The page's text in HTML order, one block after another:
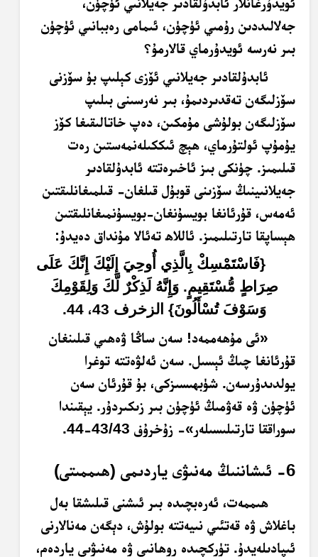
جەلالىددىن رۇمىي ئۈچۈن، ئىمامى رەببانىي ئۈچۈن
بىر نەرسە ئويدۇرماي قالارمۇ؟
ئابدۇلقادىر جەيلانىي ئۆزى كېلىپ بۇ سۆزنى
سۆزلىگەن تەقدىردىمۇ، بىر نەرسىنى بىلىپ
سۆزلىگەن بولۇشى مۇمكىن، دەپ خاتالىقىغا كۆز
يۇمۇپ ئولتۇرماي، ھېچ ئىككىلەنمەستىن رەت
قىلىمىز. چۈنكى بىز ئاخىرەتتە ئابدۇلقادىر
جەيلانىينىڭ سۆزىنى قوبۇل قىلغان- قىلمىغانلىقتىن
ئەمەس، قۇرئانغا بويسۇنغان-بويسۇنمىغانلىقتىن
ھېساپقا تارتىلىمىز. ئاللاھ تەئالا مۇنداق دەيدۇ:
{فَاسْتَمْسِكْ بِالَّذِي أُوحِيَ إِلَيْكَ إِنَّكَ عَلَى
صِرَاطٍ مُّسْتَقِيمٍ. وَإِنَّهُ لَذِكْرٌ لَّكَ وَلِقَوْمِكَ
وَسَوْفَ تُسْأَلُونَ} الزخرف 4 3، 44.
«ئى مۇھەممەد! سەن ساڭا ۋەھىي قىلىنغان
قۇرئانغا چىڭ ئېسىل. سەن ئەلۋەتتە توغرا
يولدىدۇرسەن. شۈبھىسىزكى، بۇ قۇرئان سەن
ئۈچۈن ۋە قەۋمىڭ ئۈچۈن بىر زىكىردۇر. يېقىندا
سوراققا تارتىلىسىلەر»- زۇخرۇف 43/43-44.
6- ئىشاننىڭ مەنىۋى ياردىمى (ھىممىتى)
ھىممەت، ئەرەبچىدە بىر ئىشنى قىلىشقا بەل
باغلاش ۋە قەتئىي نىيەتتە بولۇش، دېگەن مەنالارنى
ئىپادىلەيدۇ. تۈركچىدە روھانىي ۋە مەنىۋىي ياردەم،